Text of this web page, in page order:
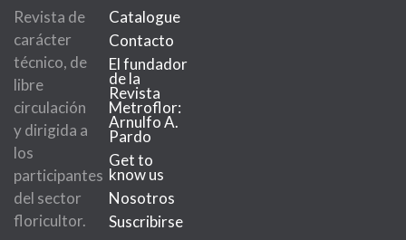
Revista de
carácter
técnico, de
libre
circulación
y dirigida a
los
participantes
del sector
floricultor.
Catalogue
Contacto
El fundador
de la
Revista
Metroflor:
Arnulfo A.
Pardo
Get to
know us
Nosotros
Suscribirse